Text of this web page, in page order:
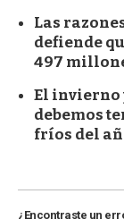
Las
defiende
497
El invierno
debemos
fríos del
¿Encontraste un